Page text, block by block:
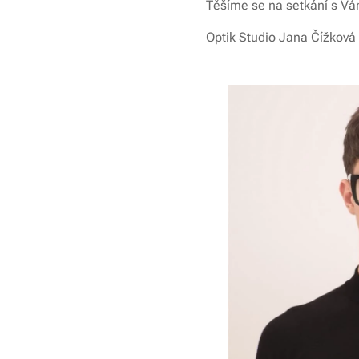
Těšíme se na setkání s
Optik Studio Jana Čížková